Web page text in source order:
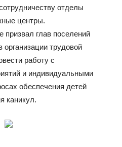
отделы
центры.
призвал глав поселений
организации трудовой
работу с
и индивидуальными
обеспечения детей
каникул.